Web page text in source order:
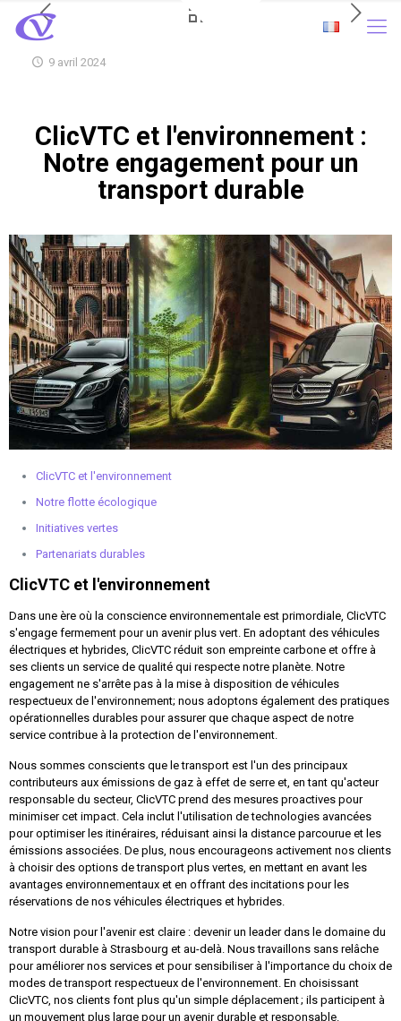
9 avril 2024
ClicVTC et l'environnement :
Notre engagement pour un
transport durable
ClicVTC et l'environnement
Notre flotte écologique
Initiatives vertes
Partenariats durables
ClicVTC et l'environnement
Dans une ère où la conscience environnementale est primordiale, ClicVTC
s'engage fermement pour un avenir plus vert. En adoptant des véhicules
électriques et hybrides, ClicVTC réduit son empreinte carbone et offre à
ses clients un service de qualité qui respecte notre planète. Notre
engagement ne s'arrête pas à la mise à disposition de véhicules
respectueux de l'environnement; nous adoptons également des pratiques
opérationnelles durables pour assurer que chaque aspect de notre
service contribue à la protection de l'environnement.
Nous sommes conscients que le transport est l'un des principaux
contributeurs aux émissions de gaz à effet de serre et, en tant qu'acteur
responsable du secteur, ClicVTC prend des mesures proactives pour
minimiser cet impact. Cela inclut l'utilisation de technologies avancées
pour optimiser les itinéraires, réduisant ainsi la distance parcourue et les
émissions associées. De plus, nous encourageons activement nos clients
à choisir des options de transport plus vertes, en mettant en avant les
avantages environnementaux et en offrant des incitations pour les
réservations de nos véhicules électriques et hybrides.
Notre vision pour l'avenir est claire : devenir un leader dans le domaine du
transport durable à Strasbourg et au-delà. Nous travaillons sans relâche
pour améliorer nos services et pour sensibiliser à l'importance du choix de
modes de transport respectueux de l'environnement. En choisissant
ClicVTC, nos clients font plus qu'un simple déplacement ; ils participent à
un mouvement plus large pour un avenir durable et responsable.